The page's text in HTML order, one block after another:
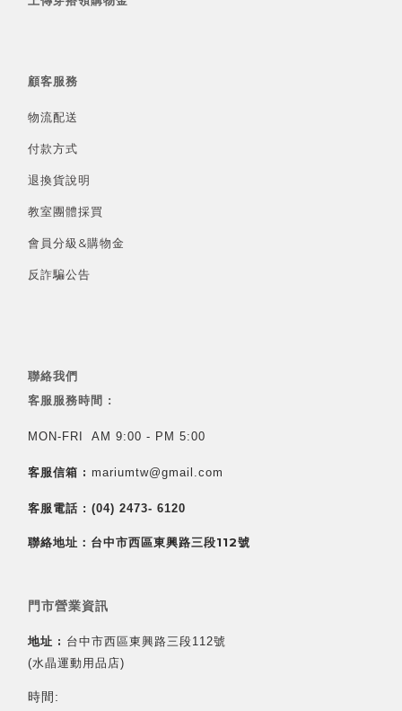
顧客服務
物流配送
付款方式
退換貨說明
教室團體採買
會員分級&購物金
反詐騙公告
聯絡我們
客服服務時間 :
MON-FRI AM 9:00 - PM 5:00
客服信箱 : mariumtw@gmail.com
客服電話 : (04) 2473- 6120
聯絡地址：台中市西區東興路三段112號
門市營業資訊
地址 : 台中市西區東興路三段112號
(水晶運動用品店)
時間: